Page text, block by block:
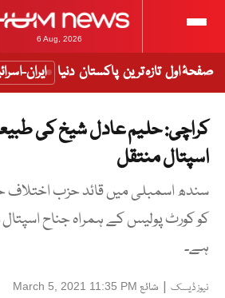
6 Aug, 2026
صفحۂ اول تازہ ترین پاکستان دنیا ایران-
کراچی: حلیم عادل شیخ کی
اسپتال منتقل
سندھ اسمبلی میں قائد حزب اختلاف
کو کورٹ پولیس کے ہمراہ جناح اسپتال
ہے۔
نیوز ڈیسک | شائع March 5, 2021 11:35 PM